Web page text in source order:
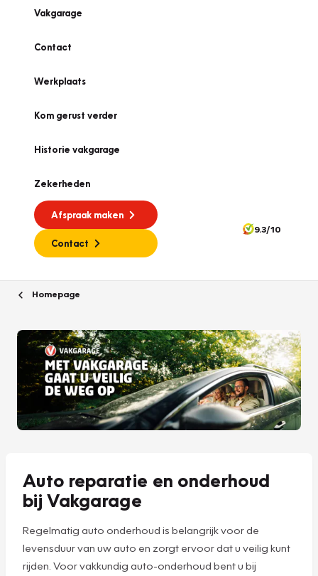
Vakgarage
Contact
Werkplaats
Kom gerust verder
Historie vakgarage
Zekerheden
Afspraak maken
Contact
9.3/10
Homepage
Auto reparatie en onderhoud
bij Vakgarage
Regelmatig auto onderhoud is belangrijk voor de
levensduur van uw auto en zorgt ervoor dat u veilig kunt
rijden. Voor vakkundig auto-onderhoud bent u bij